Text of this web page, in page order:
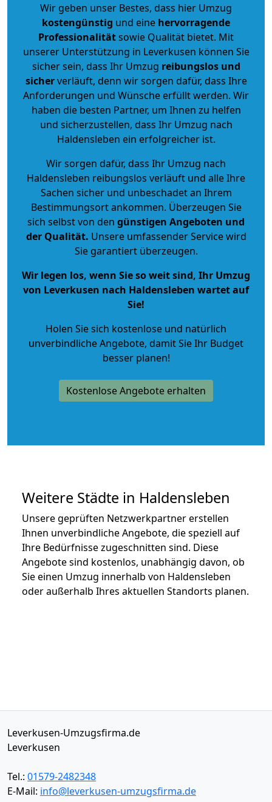
Wir geben unser Bestes, dass hier Umzug
kostengünstig und eine hervorragende
Professionalitätsowie Qualität bietet. Mit
unserer Unterstützung in Leverkusen können Sie
sicher sein, dass Ihr Umzug reibungslos und
sicherverläuft, denn wir sorgen dafür, dass Ihre
Anforderungen und Wünsche erfüllt werden. Wir
haben die besten Partner, um Ihnen zu helfen
und sicherzustellen, dass Ihr Umzug nach
Haldensleben ein erfolgreicher ist.
Wir sorgen dafür, dass Ihr Umzug nach
Haldensleben reibungslos verläuft und alle Ihre
Sachen sicher und unbeschadet an Ihrem
Bestimmungsort ankommen. Überzeugen Sie
sich selbst von den günstigen Angeboten und
der Qualität. Unsere umfassender Service wird
Sie garantiert überzeugen.
Wir legen los, wenn Sie so weit sind, Ihr Umzug
von Leverkusen nach Haldensleben wartet auf
Sie!
Holen Sie sich kostenlose und natürlich
unverbindliche Angebote, damit Sie Ihr Budget
besser planen!
Kostenlose Angebote erhalten
Weitere Städte in Haldensleben
Unsere geprüften Netzwerkpartner erstellen
Ihnen unverbindliche Angebote, die speziell auf
Ihre Bedürfnisse zugeschnitten sind. Diese
Angebote sind kostenlos, unabhängig davon, ob
Sie einen Umzug innerhalb von Haldensleben
oder außerhalb Ihres aktuellen Standorts planen.
Leverkusen-Umzugsfirma.de
Leverkusen
Tel.: 01579-2482348
E-Mail: info@leverkusen-umzugsfirma.de